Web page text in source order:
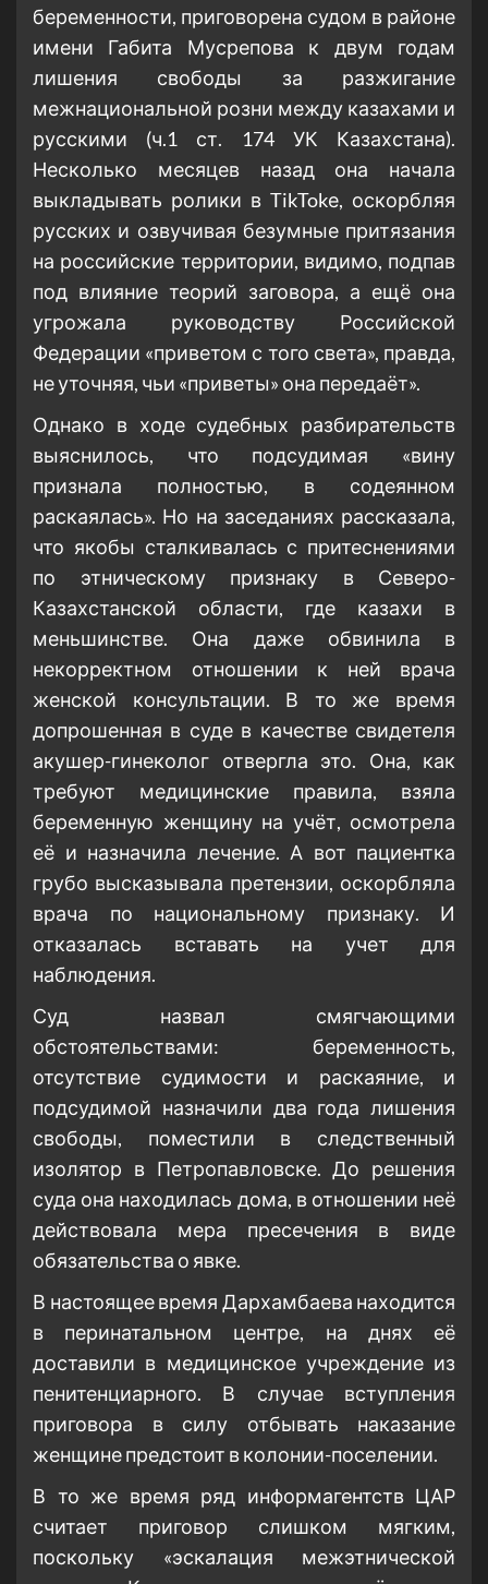
беременности, приговорена судом в районе
имени Габита Мусрепова к двум годам
лишения свободы за разжигание
межнациональной розни между казахами и
русскими (ч.1 ст. 174 УК Казахстана).
Несколько месяцев назад она начала
выкладывать ролики в TikTokе, оскорбляя
русских и озвучивая безумные притязания
на российские территории, видимо, подпав
под влияние теорий заговора, а ещё она
угрожала руководству Российской
Федерации «приветом с того света», правда,
не уточняя, чьи «приветы» она передаёт».
Однако в ходе судебных разбирательств
выяснилось, что подсудимая «вину
признала полностью, в содеянном
раскаялась». Но на заседаниях рассказала,
что якобы сталкивалась с притеснениями
по этническому признаку в Северо-
Казахстанской области, где казахи в
меньшинстве. Она даже обвинила в
некорректном отношении к ней врача
женской консультации. В то же время
допрошенная в суде в качестве свидетеля
акушер-гинеколог отвергла это. Она, как
требуют медицинские правила, взяла
беременную женщину на учёт, осмотрела
её и назначила лечение. А вот пациентка
грубо высказывала претензии, оскорбляла
врача по национальному признаку. И
отказалась вставать на учет для
наблюдения.
Суд назвал смягчающими
обстоятельствами: беременность,
отсутствие судимости и раскаяние, и
подсудимой назначили два года лишения
свободы, поместили в следственный
изолятор в Петропавловске. До решения
суда она находилась дома, в отношении неё
действовала мера пресечения в виде
обязательства о явке.
В настоящее время Дархамбаева находится
в перинатальном центре, на днях её
доставили в медицинское учреждение из
пенитенциарного. В случае вступления
приговора в силу отбывать наказание
женщине предстоит в колонии-поселении.
В то же время ряд информагентств ЦАР
считает приговор слишком мягким,
поскольку «эскалация межэтнической